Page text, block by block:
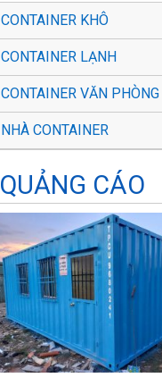
CONTAINER KHÔ
CONTAINER LẠNH
CONTAINER VĂN PHÒNG
NHÀ CONTAINER
QUẢNG CÁO